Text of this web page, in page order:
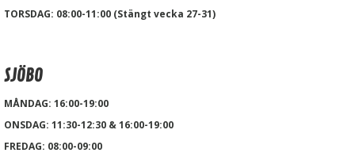
TORSDAG: 08:00-11:00 (Stängt vecka 27-31)
SJÖBO
MÅNDAG: 16:00-19:00
ONSDAG: 11:30-12:30 & 16:00-19:00
FREDAG: 08:00-09:00